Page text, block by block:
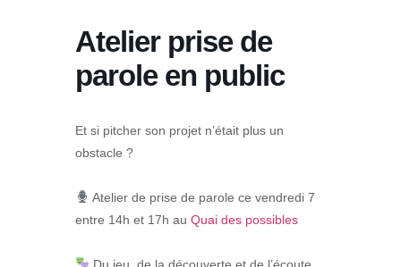
Atelier prise de
parole en public
Et si pitcher son projet n’était plus un
obstacle ?
Atelier de prise de parole ce vendredi 7
entre 14h et 17h au Quai des possibles